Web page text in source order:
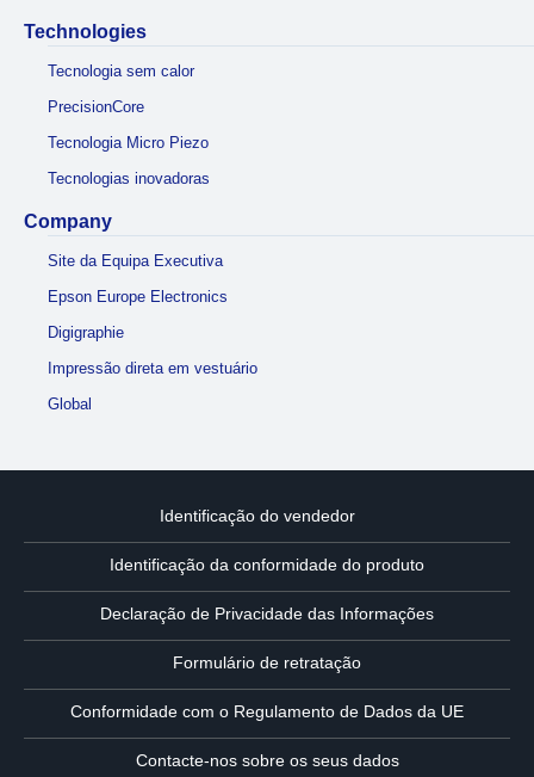
Technologies
Tecnologia sem calor
PrecisionCore
Tecnologia Micro Piezo
Tecnologias inovadoras
Company
Site da Equipa Executiva
Epson Europe Electronics
Digigraphie
Impressão direta em vestuário
Global
Identificação do vendedor
Identificação da conformidade do produto
Declaração de Privacidade das Informações
Formulário de retratação
Conformidade com o Regulamento de Dados da UE
Contacte-nos sobre os seus dados